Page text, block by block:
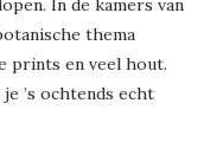
In de kamers van
thema
prints en veel hout.
’s ochtends echt